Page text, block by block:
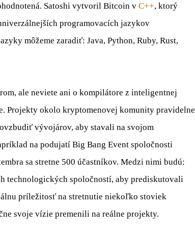
Satoshi vytvoril Bitcoin v C++, ktorý
programovacích jazykov
môžeme zaradiť: Java, Python, Ruby, Rust,
ale neviete ani o kompilátore z inteligentnej
Projekty okolo kryptomenovej komunity pravidelne
vývojárov, aby stavali na svojom
na podujatí Big Bang Event spoločnosti
sa stretne 500 účastníkov. Medzi nimi budú:
technologických spoločností, aby prediskutovali
príležitosť na stretnutie niekoľko stoviek
svoje vízie premenili na reálne projekty.